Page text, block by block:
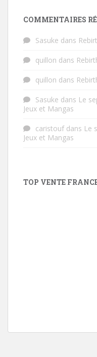
COMMENTAIRES
Sasuke dans
quillon dans
quillon dans
Sasuke dans Le
Jeux et Mangas
caristoufdans Le
Jeux et Mangas
TOP VENTE
d